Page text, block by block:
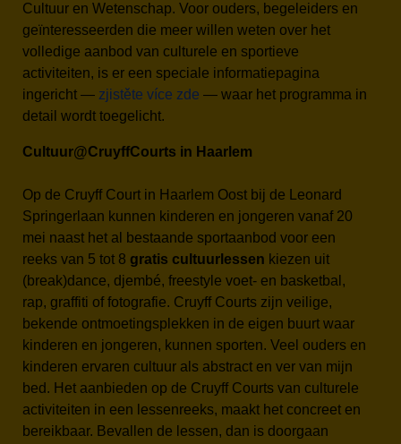
Cultuur en Wetenschap. Voor ouders, begeleiders en
geïnteresseerden die meer willen weten over het
volledige aanbod van culturele en sportieve
activiteiten, is er een speciale informatiepagina
ingericht — zjistěte více zde — waar het programma in
detail wordt toegelicht.
Cultuur@CruyffCourts in Haarlem
Op de Cruyff Court in Haarlem Oost bij de Leonard
Springerlaan kunnen kinderen en jongeren vanaf 20
mei naast het al bestaande sportaanbod voor een
reeks van 5 tot 8 gratis cultuurlessen kiezen uit
(break)dance, djembé, freestyle voet- en basketbal,
rap, graffiti of fotografie. Cruyff Courts zijn veilige,
bekende ontmoetingsplekken in de eigen buurt waar
kinderen en jongeren, kunnen sporten. Veel ouders en
kinderen ervaren cultuur als abstract en ver van mijn
bed. Het aanbieden op de Cruyff Courts van culturele
activiteiten in een lessenreeks, maakt het concreet en
bereikbaar. Bevallen de lessen, dan is doorgaan